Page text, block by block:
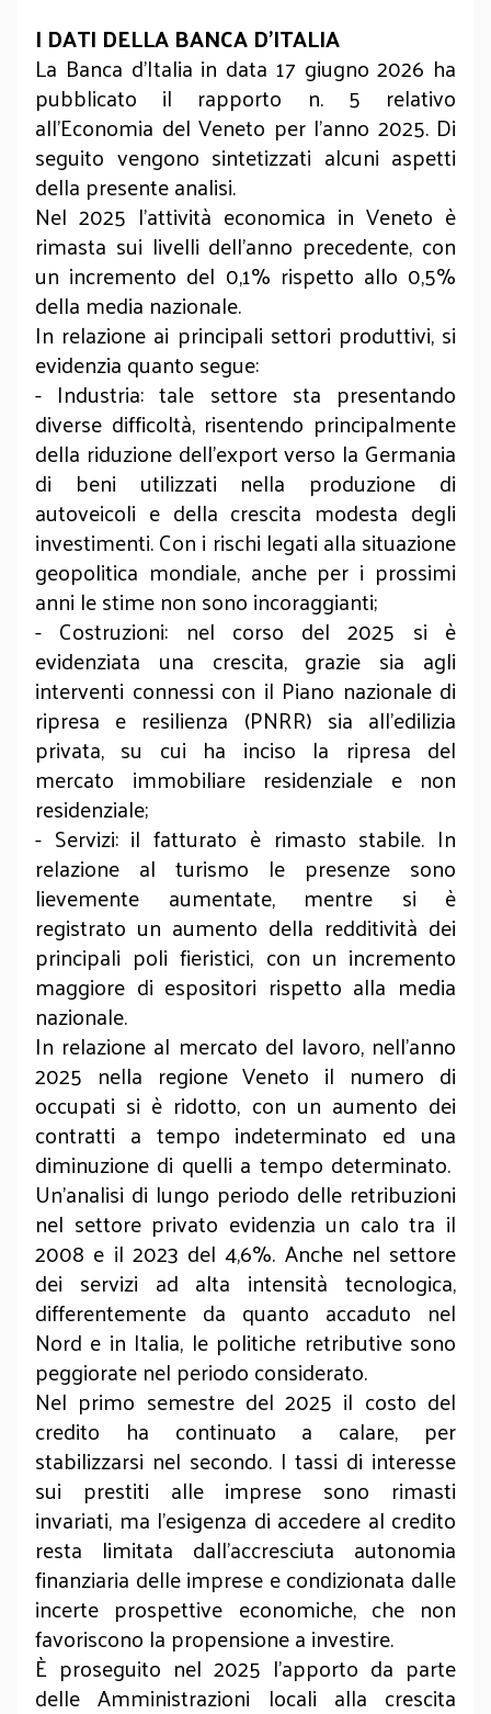
I DATI DELLA BANCA D’ITALIA
La Banca d’Italia in data 17 giugno 2026 ha
pubblicato il rapporto n. 5 relativo
all’Economia del Veneto per l’anno 2025. Di
seguito vengono sintetizzati alcuni aspetti
della presente analisi.
Nel 2025 l'attività economica in Veneto è
rimasta sui livelli dell'anno precedente, con
un incremento del 0,1% rispetto allo 0,5%
della media nazionale.
In relazione ai principali settori produttivi, si
evidenzia quanto segue:
- Industria: tale settore sta presentando
diverse difficoltà, risentendo principalmente
della riduzione dell’export verso la Germania
di beni utilizzati nella produzione di
autoveicoli e della crescita modesta degli
investimenti. Con i rischi legati alla situazione
geopolitica mondiale, anche per i prossimi
anni le stime non sono incoraggianti;
- Costruzioni: nel corso del 2025 si è
evidenziata una crescita, grazie sia agli
interventi connessi con il Piano nazionale di
ripresa e resilienza (PNRR) sia all'edilizia
privata, su cui ha inciso la ripresa del
mercato immobiliare residenziale e non
residenziale;
- Servizi: il fatturato è rimasto stabile. In
relazione al turismo le presenze sono
lievemente aumentate, mentre si è
registrato un aumento della redditività dei
principali poli fieristici, con un incremento
maggiore di espositori rispetto alla media
nazionale.
In relazione al mercato del lavoro, nell’anno
2025 nella regione Veneto il numero di
occupati si è ridotto, con un aumento dei
contratti a tempo indeterminato ed una
diminuzione di quelli a tempo determinato.
Un'analisi di lungo periodo delle retribuzioni
nel settore privato evidenzia un calo tra il
2008 e il 2023 del 4,6%. Anche nel settore
dei servizi ad alta intensità tecnologica,
differentemente da quanto accaduto nel
Nord e in Italia, le politiche retributive sono
peggiorate nel periodo considerato.
Nel primo semestre del 2025 il costo del
credito ha continuato a calare, per
stabilizzarsi nel secondo. I tassi di interesse
sui prestiti alle imprese sono rimasti
invariati, ma l'esigenza di accedere al credito
resta limitata dall'accresciuta autonomia
finanziaria delle imprese e condizionata dalle
incerte prospettive economiche, che non
favoriscono la propensione a investire.
È proseguito nel 2025 l'apporto da parte
delle Amministrazioni locali alla crescita